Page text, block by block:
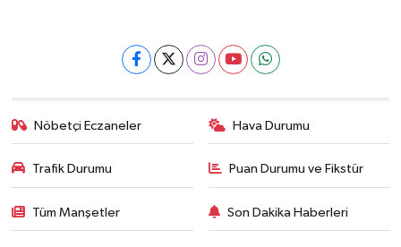
Nöbetçi Eczaneler Hava Durumu
Trafik Durumu Puan Durumu ve Fikstür
Tüm Manşetler Son Dakika Haberleri